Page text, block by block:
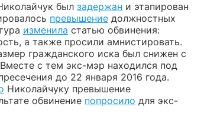
был задержан и этапирован
превышение должностных
изменила статью обвинения:
а также просили амнистировать.
гражданского иска был снижен с
с тем экс-мэр находился под
до 22 января 2016 года.
Николайчуку превышение
обвинение попросило для экс-